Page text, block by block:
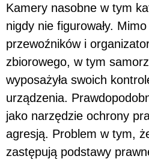
Kamery nasobne w tym
nigdy nie figurowały.
przewoźników i
zbiorowego, w tym
wyposażyła swoich
urządzenia.
jako narzędzie ochrony
agresją. Problem w tym,
zastępują podstawy